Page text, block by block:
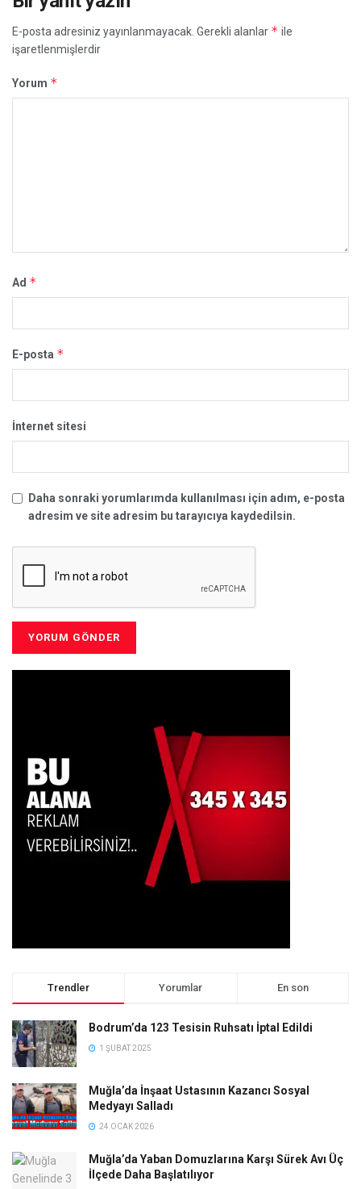
E-posta adresiniz yayınlanmayacak. Gerekli alanlar * ile
işaretlenmişlerdir
Yorum *
Ad *
E-posta *
İnternet sitesi
Daha sonraki yorumlarımda kullanılması için adım, e-posta
adresim ve site adresim bu tarayıcıya kaydedilsin.
Trendler Yorumlar En son
Bodrum’da 123 Tesisin Ruhsatı İptal Edildi
1 ŞUBAT 2025
Muğla’da İnşaat Ustasının Kazancı Sosyal
Medyayı Salladı
24 OCAK 2026
Muğla’da Yaban Domuzlarına Karşı Sürek Avı Üç
İlçede Daha Başlatılıyor